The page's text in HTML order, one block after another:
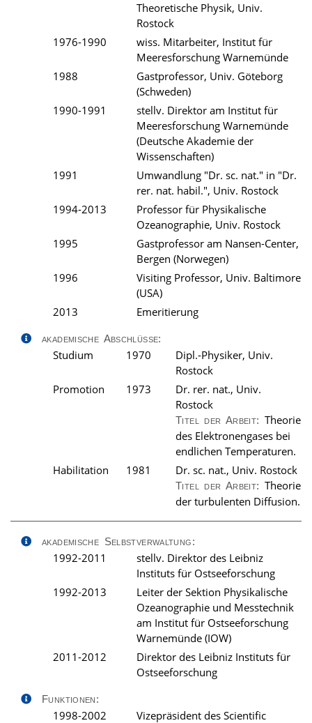
Theoretische Physik, Univ.
Rostock
1976-1990
wiss. Mitarbeiter, Institut für
Meeresforschung Warnemünde
1988
Gastprofessor, Univ. Göteborg
(Schweden)
1990-1991
stellv. Direktor am Institut für
Meeresforschung Warnemünde
(Deutsche Akademie der
Wissenschaften)
1991
Umwandlung "Dr. sc. nat." in "Dr.
rer. nat. habil.", Univ. Rostock
1994-2013
Professor für Physikalische
Ozeanographie, Univ. Rostock
1995
Gastprofessor am Nansen-Center,
Bergen (Norwegen)
1996
Visiting Professor, Univ. Baltimore
(USA)
2013
Emeritierung
akademische Abschlüsse:
Studium 1970
Dipl.-Physiker, Univ.
Rostock
Promotion
1973
Dr. rer. nat., Univ.
Rostock
Titel der Arbeit: Theorie
des Elektronengases bei
endlichen Temperaturen.
Habilitation
1981 Dr. sc. nat., Univ. Rostock
Titel der Arbeit: Theorie
der turbulenten Diffusion.
akademische Selbstverwaltung:
1992-2011
stellv. Direktor des Leibniz
Instituts für Ostseeforschung
1992-2013
Leiter der Sektion Physikalische
Ozeanographie und Messtechnik
am Institut für Ostseeforschung
Warnemünde (IOW)
2011-2012
Direktor des Leibniz Instituts für
Ostseeforschung
Funktionen:
1998-2002 Vizepräsident des Scientific